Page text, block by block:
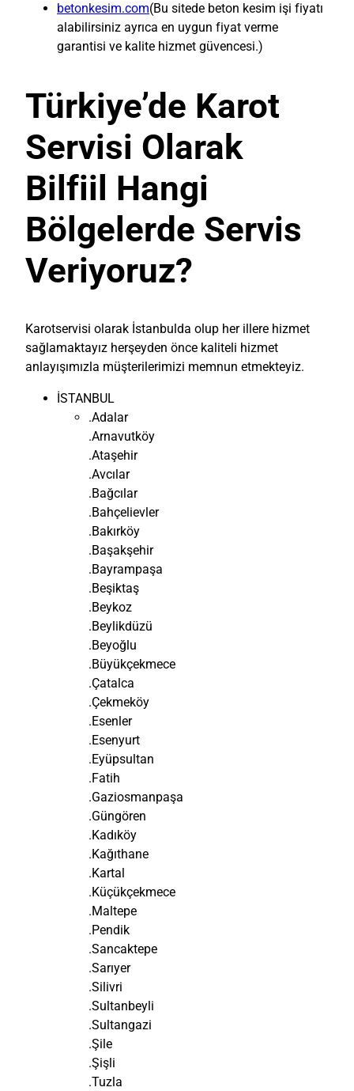
betonkesim.com(Bu sitede beton kesim işi fiyatı
alabilirsiniz ayrıca en uygun fiyat verme
garantisi ve kalite hizmet güvencesi.)
Türkiye’de Karot
Servisi Olarak
Bilfiil Hangi
Bölgelerde Servis
Veriyoruz?
Karotservisi olarak İstanbulda olup her illere hizmet
sağlamaktayız herşeyden önce kaliteli hizmet
anlayışımızla müşterilerimizi memnun etmekteyiz.
İSTANBUL
.Adalar
.Arnavutköy
.Ataşehir
.Avcılar
.Bağcılar
.Bahçelievler
.Bakırköy
.Başakşehir
.Bayrampaşa
.Beşiktaş
.Beykoz
.Beylikdüzü
.Beyoğlu
.Büyükçekmece
.Çatalca
.Çekmeköy
.Esenler
.Esenyurt
.Eyüpsultan
.Fatih
.Gaziosmanpaşa
.Güngören
.Kadıköy
.Kağıthane
.Kartal
.Küçükçekmece
.Maltepe
.Pendik
.Sancaktepe
.Sarıyer
.Silivri
.Sultanbeyli
.Sultangazi
.Şile
.Şişli
.Tuzla